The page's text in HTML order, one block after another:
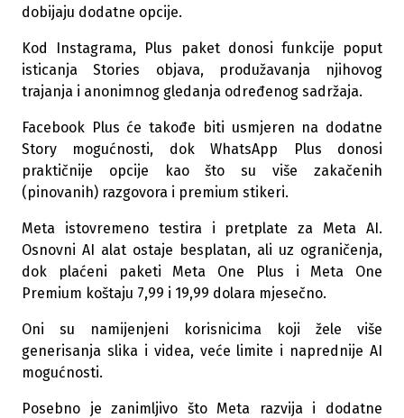
dobijaju dodatne opcije.
Kod Instagrama, Plus paket donosi funkcije poput
isticanja Stories objava, produžavanja njihovog
trajanja i anonimnog gledanja određenog sadržaja.
Facebook Plus će takođe biti usmjeren na dodatne
Story mogućnosti, dok WhatsApp Plus donosi
praktičnije opcije kao što su više zakačenih
(pinovanih) razgovora i premium stikeri.
Meta istovremeno testira i pretplate za Meta AI.
Osnovni AI alat ostaje besplatan, ali uz ograničenja,
dok plaćeni paketi Meta One Plus i Meta One
Premium koštaju 7,99 i 19,99 dolara mjesečno.
Oni su namijenjeni korisnicima koji žele više
generisanja slika i videa, veće limite i naprednije AI
mogućnosti.
Posebno je zanimljivo što Meta razvija i dodatne